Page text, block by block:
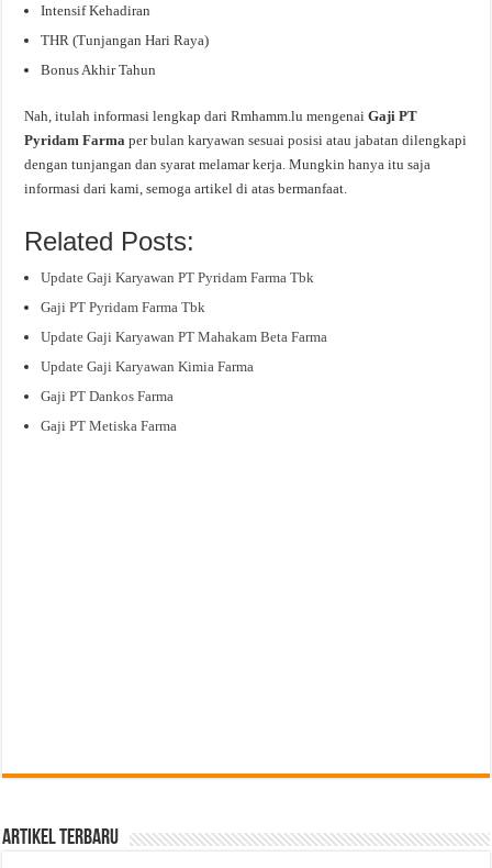
Intensif Kehadiran
THR (Tunjangan Hari Raya)
Bonus Akhir Tahun
Nah, itulah informasi lengkap dari Rmhamm.lu mengenaiGaji PT
Pyridam Farmaper bulan karyawan sesuai posisi atau jabatan dilengkapi
dengan tunjangan dan syarat melamar kerja. Mungkin hanya itu saja
informasi dari kami, semoga artikel di atas bermanfaat.
Related Posts:
Update Gaji Karyawan PT Pyridam Farma Tbk
Gaji PT Pyridam Farma Tbk
Update Gaji Karyawan PT Mahakam Beta Farma
Update Gaji Karyawan Kimia Farma
Gaji PT Dankos Farma
Gaji PT Metiska Farma
Artikel Terbaru